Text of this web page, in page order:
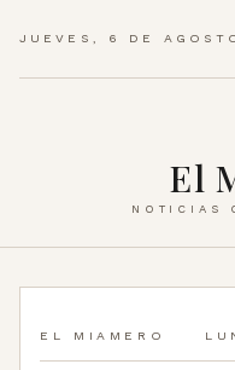
JUEVES, 6 DE
El
NOTICIAS
EL MIAMERO